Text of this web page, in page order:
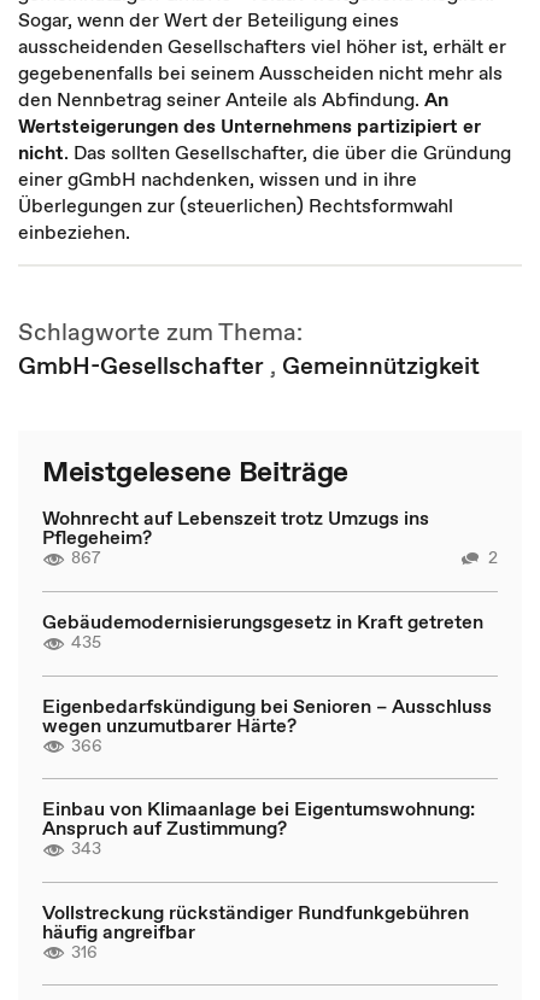
Sogar, wenn der Wert der Beteiligung eines
ausscheidenden Gesellschafters viel höher ist, erhält er
gegebenenfalls bei seinem Ausscheiden nicht mehr als
den Nennbetrag seiner Anteile als Abfindung. An
Wertsteigerungen des Unternehmens partizipiert er
nicht. Das sollten Gesellschafter, die über die Gründung
einer gGmbH nachdenken, wissen und in ihre
Überlegungen zur (steuerlichen) Rechtsformwahl
einbeziehen.
Schlagworte zum Thema:
GmbH-Gesellschafter , Gemeinnützigkeit
Meistgelesene Beiträge
Wohnrecht auf Lebenszeit trotz Umzugs ins
Pflegeheim?
867 2
Gebäudemodernisierungsgesetz in Kraft getreten
435
Eigenbedarfskündigung bei Senioren – Ausschluss
wegen unzumutbarer Härte?
366
Einbau von Klimaanlage bei Eigentumswohnung:
Anspruch auf Zustimmung?
343
Vollstreckung rückständiger Rundfunkgebühren
häufig angreifbar
316